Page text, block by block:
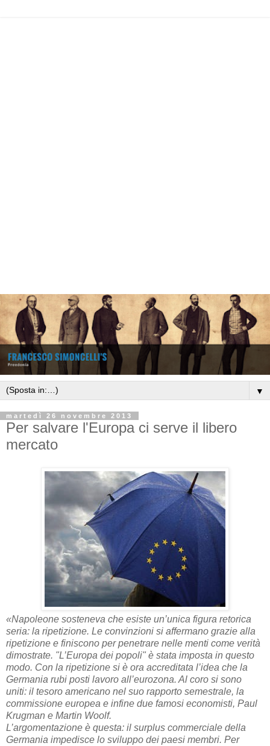
▼
martedì 26 novembre 2013
Per salvare l'Europa ci serve il libero
mercato
«Napoleone sosteneva che esiste un’unica figura retorica
seria: la ripetizione. Le convinzioni si affermano grazie alla
ripetizione e finiscono per penetrare nelle menti come verità
dimostrate. "L’Europa dei popoli" è stata imposta in questo
modo. Con la ripetizione si è ora accreditata l’idea che la
Germania rubi posti lavoro all’eurozona. Al coro si sono
uniti: il tesoro americano nel suo rapporto semestrale, la
commissione europea e infine due famosi economisti, Paul
Krugman e Martin Woolf.
L’argomentazione è questa: il surplus commerciale della
Germania impedisce lo sviluppo dei paesi membri. Per